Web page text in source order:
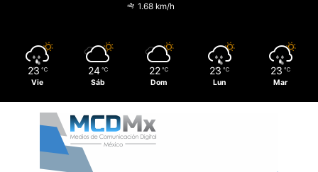
1.68 km/h
23 ℃
Vie
24 ℃
Sáb
22 ℃
Dom
23 ℃
Lun
23 ℃
Mar